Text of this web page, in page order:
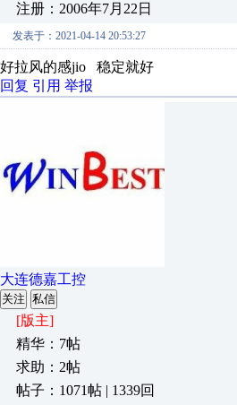
注册：2006年7月22日
发表于：2021-04-14 20:53:27
好拉风的感jio 稳定就好
回复 引用 举报
大连德嘉工控
关注 私信
[版主]
精华：7帖
求助：2帖
帖子：1071帖 | 1339回